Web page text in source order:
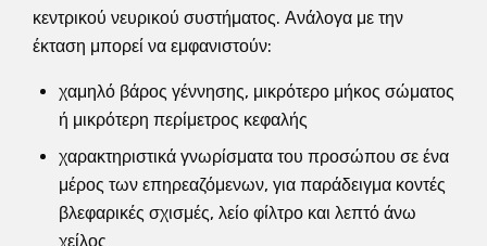
κεντρικού νευρικού συστήματος. Ανάλογα με την
έκταση μπορεί να εμφανιστούν:
χαμηλό βάρος γέννησης, μικρότερο μήκος σώματος
ή μικρότερη περίμετρος κεφαλής
χαρακτηριστικά γνωρίσματα του προσώπου σε ένα
μέρος των επηρεαζόμενων, για παράδειγμα κοντές
βλεφαρικές σχισμές, λείο φίλτρο και λεπτό άνω
χείλος